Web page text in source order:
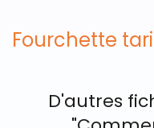
Fourchette
D'autres